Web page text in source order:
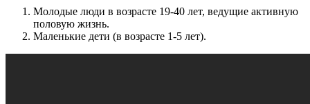
Молодые люди в возрасте 19-40 лет, ведущие активную
половую жизнь.
Маленькие дети (в возрасте 1-5 лет).